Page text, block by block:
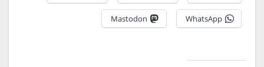
WhatsApp
Mastodon